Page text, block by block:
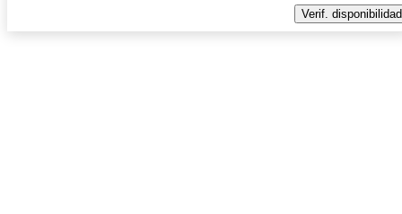
Verif. disponibilidad